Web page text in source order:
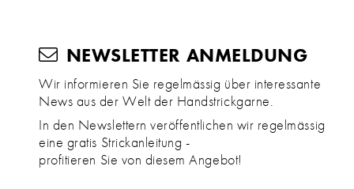
NEWSLETTER ANMELDUNG
Wir informieren Sie regelmässig über interessante
News aus der Welt der Handstrickgarne.
In den Newslettern veröffentlichen wir regelmässig
eine gratis Strickanleitung -
profitieren Sie von diesem Angebot!